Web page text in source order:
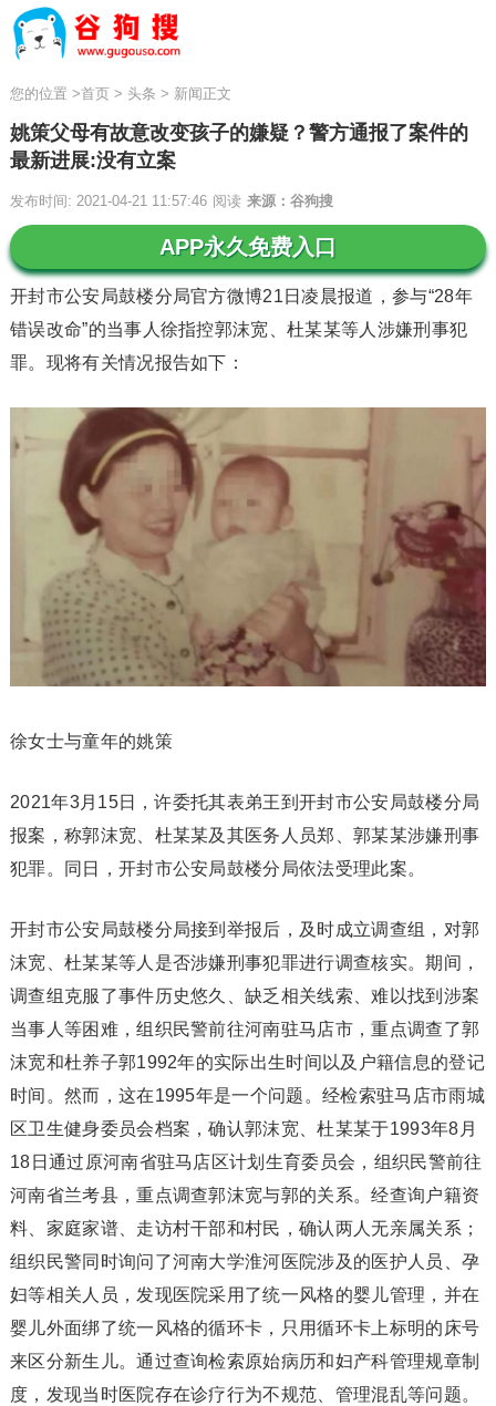
您的位置 >首页> 头条 > 新闻正文
姚策父母有故意改变孩子的嫌疑？警方通报了案件的
最新进展:没有立案
发布时间: 2021-04-21 11:57:46 来源：谷狗搜
阅读
APP永久免费入口
开封市公安局鼓楼分局官方微博21日凌晨报道，参与“28年
错误改命”的当事人徐指控郭沫宽、杜某某等人涉嫌刑事犯
罪。现将有关情况报告如下：
徐女士与童年的姚策
2021年3月15日，许委托其表弟王到开封市公安局鼓楼分局
报案，称郭沫宽、杜某某及其医务人员郑、郭某某涉嫌刑事
犯罪。同日，开封市公安局鼓楼分局依法受理此案。
开封市公安局鼓楼分局接到举报后，及时成立调查组，对郭
沫宽、杜某某等人是否涉嫌刑事犯罪进行调查核实。期间，
调查组克服了事件历史悠久、缺乏相关线索、难以找到涉案
当事人等困难，组织民警前往河南驻马店市，重点调查了郭
沫宽和杜养子郭1992年的实际出生时间以及户籍信息的登记
时间。然而，这在1995年是一个问题。经检索驻马店市雨城
区卫生健身委员会档案，确认郭沫宽、杜某某于1993年8月
18日通过原河南省驻马店区计划生育委员会，组织民警前往
河南省兰考县，重点调查郭沫宽与郭的关系。经查询户籍资
料、家庭家谱、走访村干部和村民，确认两人无亲属关系；
组织民警同时询问了河南大学淮河医院涉及的医护人员、孕
妇等相关人员，发现医院采用了统一风格的婴儿管理，并在
婴儿外面绑了统一风格的循环卡，只用循环卡上标明的床号
来区分新生儿。通过查询检索原始病历和妇产科管理规章制
度，发现当时医院存在诊疗行为不规范、管理混乱等问题。